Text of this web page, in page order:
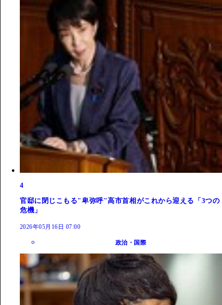
4
官邸に閉じこもる"卑弥呼"高市首相がこれから迎える「3つの
危機」
2026年05月16日 07:00
政治・国際